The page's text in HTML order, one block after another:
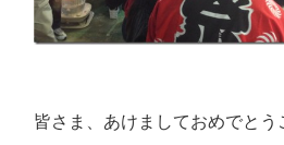
皆さま、あけましておめでとう